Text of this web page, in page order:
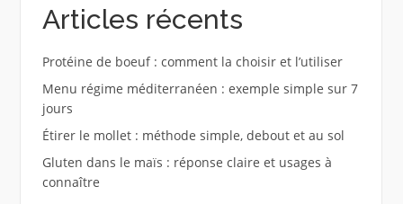
Articles récents
Protéine de boeuf : comment la choisir et l’utiliser
Menu régime méditerranéen : exemple simple sur 7
jours
Étirer le mollet : méthode simple, debout et au sol
Gluten dans le maïs : réponse claire et usages à
connaître